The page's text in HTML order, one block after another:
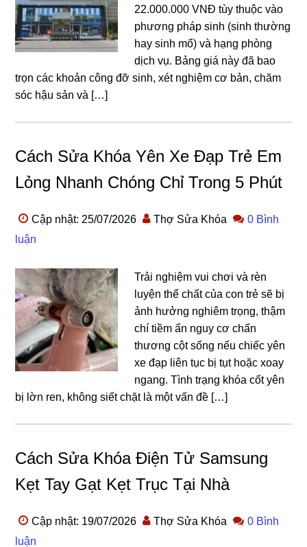
22.000.000 VNĐ tùy thuộc vào
phương pháp sinh (sinh thường
hay sinh mổ) và hạng phòng
dịch vụ. Bảng giá này đã bao
trọn các khoản công đỡ sinh, xét nghiệm cơ bản, chăm
sóc hậu sản và […]
Cách Sửa Khóa Yên Xe Đạp Trẻ Em
Lỏng Nhanh Chóng Chỉ Trong 5 Phút
Cập nhật: 25/07/2026 Thợ Sửa Khóa
0 Bình
luận
Trải nghiệm vui chơi và rèn
luyện thể chất của con trẻ sẽ bị
ảnh hưởng nghiêm trọng, thậm
chí tiềm ẩn nguy cơ chấn
thương cột sống nếu chiếc yên
xe đạp liên tục bị tụt hoặc xoay
ngang. Tình trạng khóa cốt yên
bị lờn ren, không siết chặt là một vấn đề […]
Cách Sửa Khóa Điện Tử Samsung
Kẹt Tay Gạt Kẹt Trục Tại Nhà
Cập nhật: 19/07/2026 Thợ Sửa Khóa
0 Bình
luận